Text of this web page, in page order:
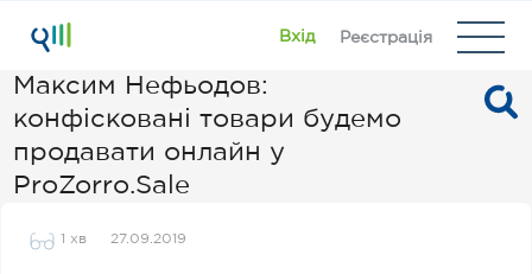
Вхід Реєстрація
Максим Нефьодов:
конфісковані товари будемо
продавати онлайн у
ProZorro.Sale
1 хв 27.09.2019